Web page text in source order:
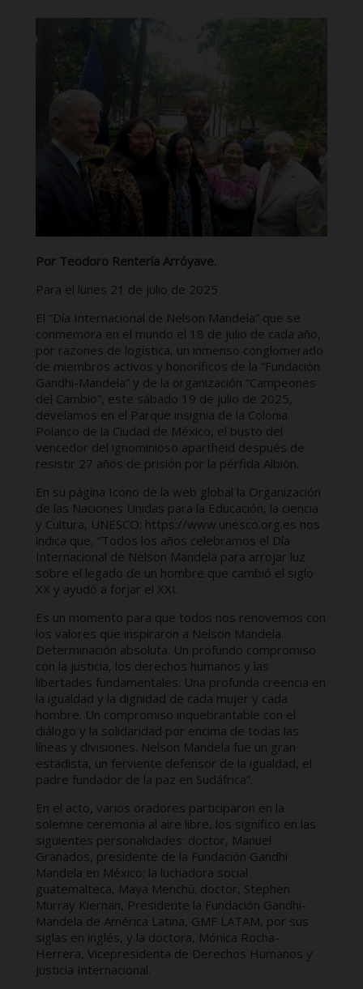
Por Teodoro Rentería Arróyave.
Para el lunes 21 de julio de 2025
El “Día Internacional de Nelson Mandela” que se
conmemora en el mundo el 18 de julio de cada año,
por razones de logística, un inmenso conglomerado
de miembros activos y honoríficos de la “Fundación
Gandhi-Mandela” y de la organización “Campeones
del Cambio”, este sábado 19 de julio de 2025,
develamos en el Parque insignia de la Colonia
Polanco de la Ciudad de México, el busto del
vencedor del ignominioso apartheid después de
resistir 27 años de prisión por la pérfida Albión.
En su página Icono de la web global la Organización
de las Naciones Unidas para la Educación, la ciencia
y Cultura, UNESCO: https://www.unesco.org.es nos
indica que, “Todos los años celebramos el Día
Internacional de Nelson Mandela para arrojar luz
sobre el legado de un hombre que cambió el siglo
XX y ayudó a forjar el XXI.
Es un momento para que todos nos renovemos con
los valores que inspiraron a Nelson Mandela.
Determinación absoluta. Un profundo compromiso
con la justicia, los derechos humanos y las
libertades fundamentales. Una profunda creencia en
la igualdad y la dignidad de cada mujer y cada
hombre. Un compromiso inquebrantable con el
diálogo y la solidaridad por encima de todas las
líneas y divisiones. Nelson Mandela fue un gran
estadista, un ferviente defensor de la igualdad, el
padre fundador de la paz en Sudáfrica”.
En el acto, varios oradores participaron en la
solemne ceremonia al aire libre, los signífico en las
siguientes personalidades: doctor, Manuel
Granados, presidente de la Fundación Gandhi
Mandela en México; la luchadora social
guatemalteca, Maya Menchú; doctor, Stephen
Murray Kiernan, Presidente la Fundación Gandhi-
Mandela de América Latina, GMF LATAM, por sus
siglas en inglés, y la doctora, Mónica Rocha-
Herrera, Vicepresidenta de Derechos Humanos y
Justicia Internacional.